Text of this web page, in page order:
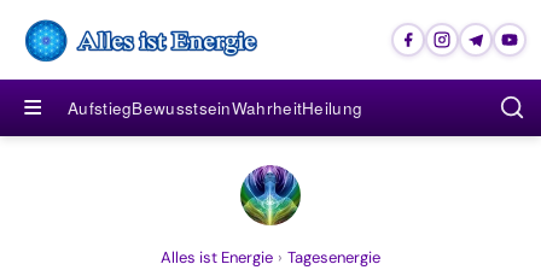
≡ AufstiegBewusstseinWahrheitHeilung
Alles ist Energie › Tagesenergie